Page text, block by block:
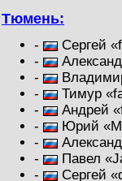
Тюмень:
-
Сергей
-
-
-
Тимур
-
Андрей
-
Юрий
-
-
Павел
-
Сергей